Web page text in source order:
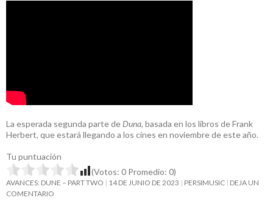
La esperada segunda parte de Duna, basada en los libros de Frank
Herbert, que estará llegando a los cines en noviembre de este año.
Tu puntuación
(Votos: 0 Promedio: 0)
AVANCES: DUNE – PART TWO 14 DE JUNIO DE 2023 PERSIMUSIC DEJA UN
COMENTARIO